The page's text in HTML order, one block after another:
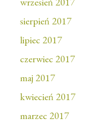
sierpień 2017
lipiec 2017
czerwiec 2017
maj 2017
kwiecień 2017
marzec 2017